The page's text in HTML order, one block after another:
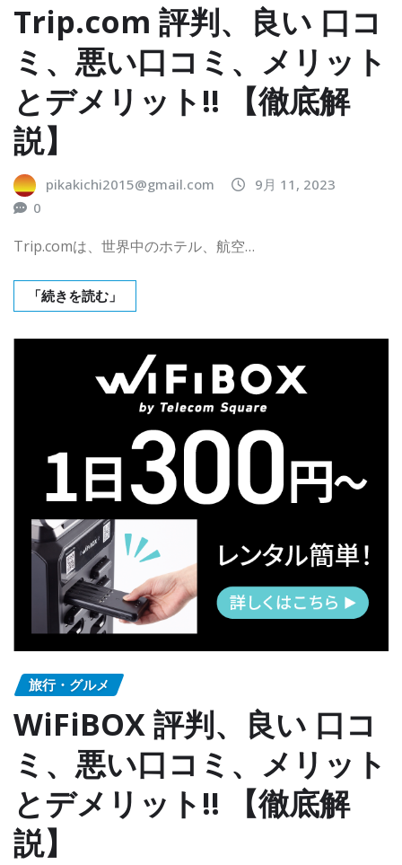
Trip.com 評判、良い 口コ
ミ、悪い口コミ、メリット
とデメリット!! 【徹底解
説】
pikakichi2015@gmail.com
9月 11, 2023
0
Trip.comは、世界中のホテル、航空…
「続きを読む」
旅行・グルメ
WiFiBOX 評判、良い 口コ
ミ、悪い口コミ、メリット
とデメリット!! 【徹底解
説】